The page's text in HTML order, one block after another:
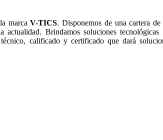
marcaV-TICS. Disponemos de una cartera
Brindamos soluciones
calificado y certificado que dará